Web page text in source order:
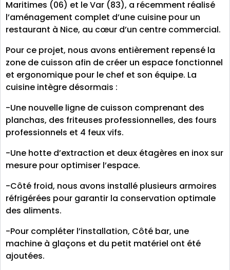
Maritimes (06) et le Var (83), a récemment réalisé
l’aménagement complet d’une cuisine pour un
restaurant à Nice, au cœur d’un centre commercial.
Pour ce projet, nous avons entièrement repensé la
zone de cuisson afin de créer un espace fonctionnel
et ergonomique pour le chef et son équipe. La
cuisine intègre désormais :
-Une nouvelle ligne de cuisson comprenant des
planchas, des friteuses professionnelles, des fours
professionnels et 4 feux vifs.
-Une hotte d’extraction et deux étagères en inox sur
mesure pour optimiser l’espace.
-Côté froid, nous avons installé plusieurs armoires
réfrigérées pour garantir la conservation optimale
des aliments.
-Pour compléter l’installation, Côté bar, une
machine à glaçons et du petit matériel ont été
ajoutées.